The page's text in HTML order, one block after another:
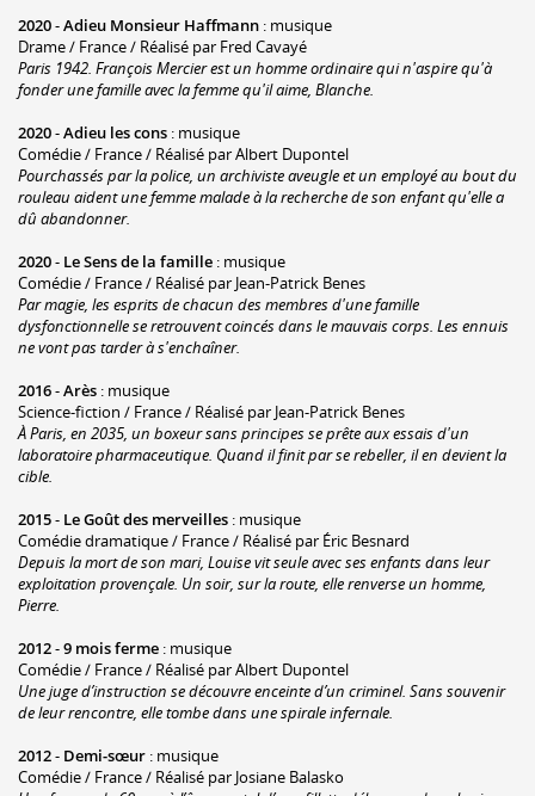
2020-Adieu Monsieur Haffmann : musique
Drame / France / Réalisé par Fred Cavayé
Paris 1942. François Mercier est un homme ordinaire qui n'aspire qu'à
fonder une famille avec la femme qu'il aime, Blanche.
2020-Adieu les cons : musique
Comédie / France / Réalisé par Albert Dupontel
Pourchassés par la police, un archiviste aveugle et un employé au bout du
rouleau aident une femme malade à la recherche de son enfant qu'elle a
dû abandonner.
2020- Le Sens de la famille : musique
Comédie / France / Réalisé par Jean-Patrick Benes
Par magie, les esprits de chacun des membres d'une famille
dysfonctionnelle se retrouvent coincés dans le mauvais corps. Les ennuis
ne vont pas tarder à s'enchaîner.
2016-Arès : musique
Science-fiction / France / Réalisé par Jean-Patrick Benes
À Paris, en 2035, un boxeur sans principes se prête aux essais d'un
laboratoire pharmaceutique. Quand il finit par se rebeller, il en devient la
cible.
2015- Le Goût des merveilles : musique
Comédie dramatique / France / Réalisé par Éric Besnard
Depuis la mort de son mari, Louise vit seule avec ses enfants dans leur
exploitation provençale. Un soir, sur la route, elle renverse un homme,
Pierre.
2012-9 mois ferme : musique
Comédie / France / Réalisé par Albert Dupontel
Une juge d’instruction se découvre enceinte d’un criminel. Sans souvenir
de leur rencontre, elle tombe dans une spirale infernale.
2012- Demi-sœur : musique
Comédie / France / Réalisé par Josiane Balasko